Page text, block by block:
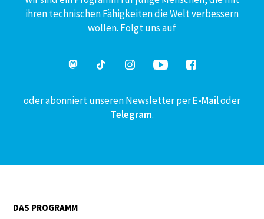
ihren technischen Fähigkeiten die Welt verbessern
wollen. Folgt uns auf
oder abonniert unseren Newsletter perE-Mailoder
Telegram.
DAS PROGRAMM